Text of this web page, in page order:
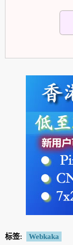
标签: Webkaka